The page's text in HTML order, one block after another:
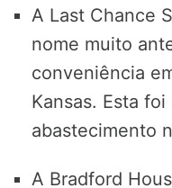
A Last Chance
nome muito
conveniência
Kansas. Esta
abastecimento
A Bradford